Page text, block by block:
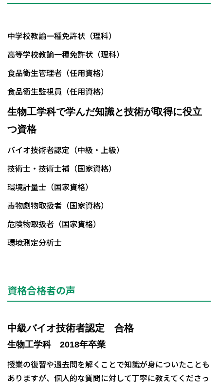
中学校教諭一種免許状（理科）
高等学校教諭一種免許状（理科）
食品衛生管理者（任用資格）
食品衛生監視員（任用資格）
生物工学科で学んだ知識と技術が取得に役立
つ資格
バイオ技術者認定（中級・上級）
技術士・技術士補（国家資格）
環境計量士（国家資格）
毒物劇物取扱者（国家資格）
危険物取扱者（国家資格）
環境測定分析士
資格合格者の声
中級バイオ技術者認定 合格
生物工学科 2018年卒業
授業の復習や過去問を解くことで知識が身についたことも
ありますが、個人的な質問に対して丁寧に教えてくださっ